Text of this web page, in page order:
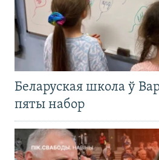
Беларуская школа ў
пяты набор